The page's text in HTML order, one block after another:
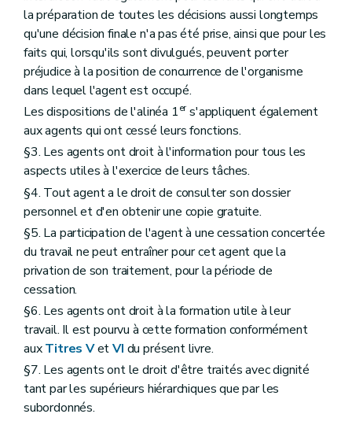
Art. 134
Art. 135
Art. 136
Art. 137
Art. 138
ChapitreIV (...– AGW du 18 octobre 2012, art. 16 )
Art.138
Art.138ter
Titre VII Des incompatibilités
Art. 139
Art. 140
Titre VIII De l'évaluation
Art. 141
Art. 142
Art. 143
Art. 144
Art. 145
Art. 146
Art. 148
Art. 149
Art. 150
Art. 152
Art. 151
Titre IX Du collège des fonctionnaires généraux dirigeants, du comité de direction, du comité stratégique
Chapitre premier Du collège des fonctionnaires généraux dirigeants
Art. 153
Art. 154
la préparation de toutes les décisions aussi longtemps
qu'une décision finale n'a pas été prise, ainsi que pour les
faits qui, lorsqu'ils sont divulgués, peuvent porter
préjudice à la position de concurrence de l'organisme
dans lequel l'agent est occupé.
Les dispositions de l'alinéa 1ers'appliquent également
aux agents qui ont cessé leurs fonctions.
§3. Les agents ont droit à l'information pour tous les
aspects utiles à l'exercice de leurs tâches.
§4. Tout agent a le droit de consulter son dossier
personnel et d'en obtenir une copie gratuite.
§5. La participation de l'agent à une cessation concertée
du travail ne peut entraîner pour cet agent que la
privation de son traitement, pour la période de
cessation.
§6. Les agents ont droit à la formation utile à leur
travail. Il est pourvu à cette formation conformément
auxTitres VetVI du présent livre.
§7. Les agents ont le droit d'être traités avec dignité
tant par les supérieurs hiérarchiques que par les
subordonnés.